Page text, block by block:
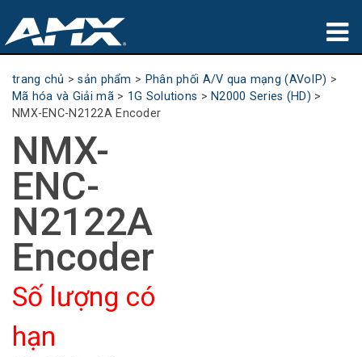
sản phẩm
Ứng dụng
Partners
nơi mua
đào tạo
hỗ trợ
Giới thiệu
trang chủ >sản phẩm > Phân phối A/V qua mạng (AVoIP) >
Mã hóa và Giải mã> 1G Solutions > N2000 Series (HD) >
NMX-ENC-N2122A Encoder
NMX-
ENC-
N2122A
Encoder
Số lượng có
hạn